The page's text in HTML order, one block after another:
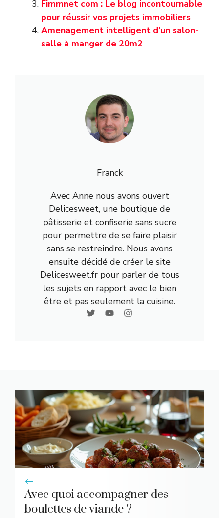
Fimmnet com : Le blog incontournable
pour réussir vos projets immobiliers
Amenagement intelligent d’un salon-
salle à manger de 20m2
Franck
Avec Anne nous avons ouvert
Delicesweet, une boutique de
pâtisserie et confiserie sans sucre
pour permettre de se faire plaisir
sans se restreindre. Nous avons
ensuite décidé de créer le site
Delicesweet.fr pour parler de tous
les sujets en rapport avec le bien
être et pas seulement la cuisine.
Avec quoi accompagner des
boulettes de viande ?